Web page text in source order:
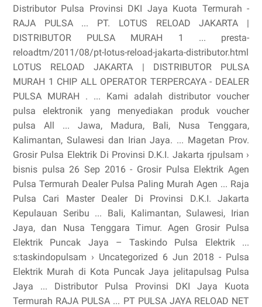
Distributor Pulsa Provinsi DKI Jaya Kuota Termurah -
RAJA PULSA ... PT. LOTUS RELOAD JAKARTA |
DISTRIBUTOR PULSA MURAH 1 ... presta-
reloadtm/2011/08/pt-lotus-reload-jakarta-distributor.html
LOTUS RELOAD JAKARTA | DISTRIBUTOR PULSA
MURAH 1 CHIP ALL OPERATOR TERPERCAYA - DEALER
PULSA MURAH . ... Kami adalah distributor voucher
pulsa elektronik yang menyediakan produk voucher
pulsa All ... Jawa, Madura, Bali, Nusa Tenggara,
Kalimantan, Sulawesi dan Irian Jaya. ... Magetan Prov.
Grosir Pulsa Elektrik Di Provinsi D.K.I. Jakarta rjpulsam ›
bisnis pulsa 26 Sep 2016 - Grosir Pulsa Elektrik Agen
Pulsa Termurah Dealer Pulsa Paling Murah Agen ... Raja
Pulsa Cari Master Dealer Di Provinsi D.K.I. Jakarta
Kepulauan Seribu ... Bali, Kalimantan, Sulawesi, Irian
Jaya, dan Nusa Tenggara Timur. Agen Grosir Pulsa
Elektrik Puncak Jaya – Taskindo Pulsa Elektrik ...
s:taskindopulsam › Uncategorized 6 Jun 2018 - Pulsa
Elektrik Murah di Kota Puncak Jaya jelitapulsag Pulsa
Jaya ... Distributor Pulsa Provinsi DKI Jaya Kuota
Termurah RAJA PULSA ... PT PULSA JAYA RELOAD NET